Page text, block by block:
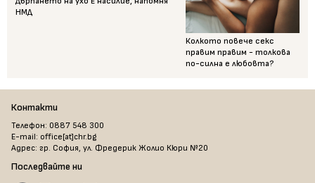
НМД
Колкото повече секс
правим правим - толкова
по-силна е любовта?
Контакти
Телефон: 0887 548 300
E-mail: office[at]chr.bg
Адрес: гр. София, ул. Фредерик Жолио Кюри №20
Последвайте ни